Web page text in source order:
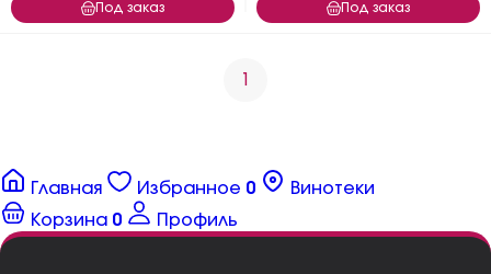
Под заказ Под заказ
1
Главная Избранное 0
Винотеки
Корзина 0 Профиль